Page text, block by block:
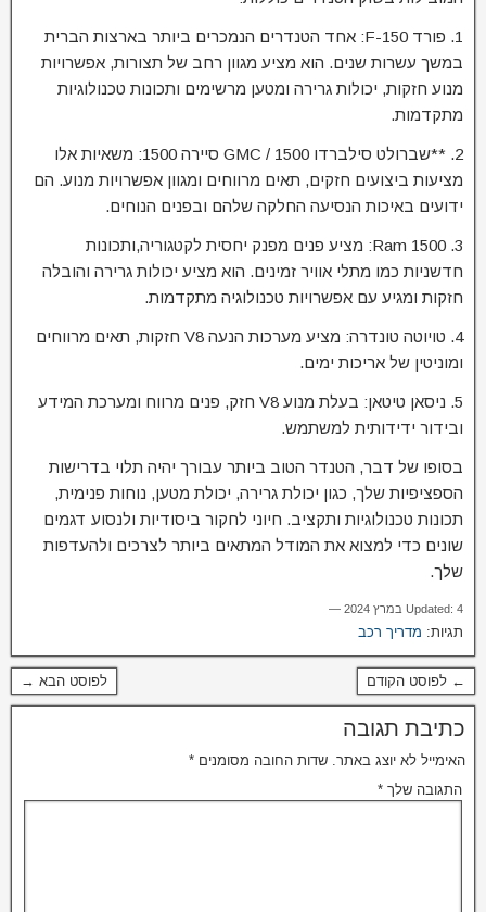
1. פורד F-150: אחד הטנדרים הנמכרים ביותר בארצות הברית
במשך עשרות שנים. הוא מציע מגוון רחב של תצורות, אפשרויות
מנוע חזקות, יכולות גרירה ומטען מרשימים ותכונות טכנולוגיות
מתקדמות.
2. **שברולט סילברדו 1500 / GMC סיירה 1500: משאיות אלו
מציעות ביצועים חזקים, תאים מרווחים ומגוון אפשרויות מנוע. הם
ידועים באיכות הנסיעה החלקה שלהם ובפנים הנוחים.
3. Ram 1500: מציע פנים מפנק יחסית לקטגוריה,ותכונות
חדשניות כמו מתלי אוויר זמינים. הוא מציע יכולות גרירה והובלה
חזקות ומגיע עם אפשרויות טכנולוגיה מתקדמות.
4. טויוטה טונדרה: מציע מערכות הנעה V8 חזקות, תאים מרווחים
ומוניטין של אריכות ימים.
5. ניסאן טיטאן: בעלת מנוע V8 חזק, פנים מרווח ומערכת המידע
ובידור ידידותית למשתמש.
בסופו של דבר, הטנדר הטוב ביותר עבורך יהיה תלוי בדרישות
הספציפיות שלך, כגון יכולת גרירה, יכולת מטען, נוחות פנימית,
תכונות טכנולוגיות ותקציב. חיוני לחקור ביסודיות ולנסוע דגמים
שונים כדי למצוא את המודל המתאים ביותר לצרכים ולהעדפות
שלך.
Updated: 4 במרץ 2024 —
תגיות: מדריך רכב
← לפוסט הקודם לפוסט הבא →
כתיבת תגובה
האימייל לא יוצג באתר. שדות החובה מסומנים *
התגובה שלך *